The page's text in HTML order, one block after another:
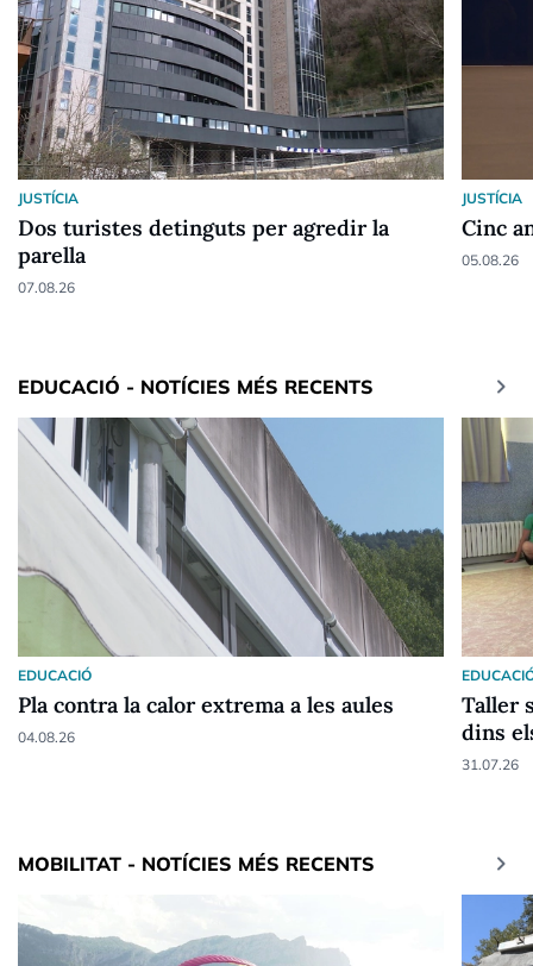
JUSTÍCIA
Dos turistes detinguts per agredir la
parella
07.08.26
JUSTÍCIA
Cinc
05.08.26
EDUCACIÓ - NOTÍCIES MÉS RECENTS keyboard_arrow_right
EDUCACIÓ
Pla contra la calor extrema a les aules
04.08.26
Taller
dins
31.07.26
MOBILITAT - NOTÍCIES MÉS RECENTS keyboard_arrow_right